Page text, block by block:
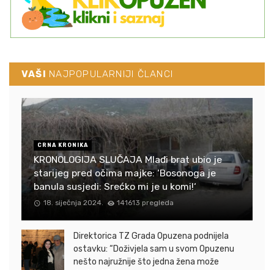
VAŠI NAJPOPULARNIJI ČLANCI
CRNA KRONIKA
KRONOLOGIJA SLUČAJA Mlađi brat ubio je
starijeg pred očima majke: ‘Bosonoga je
banula susjedi: Srećko mi je u komi!‘
18. siječnja 2024. 141613 pregleda
Direktorica TZ Grada Opuzena podnijela
ostavku: “Doživjela sam u svom Opuzenu
nešto najružnije što jedna žena može